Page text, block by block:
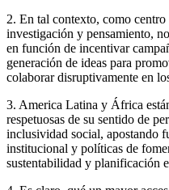
2. En tal contexto, como
investigación y pensamiento,
en función de incentivar
generación de ideas para
colaborar disruptivamente en
3. America Latina y África
respetuosas de su sentido de
inclusividad social, apostando
institucional y políticas de
sustentabilidad y planificación